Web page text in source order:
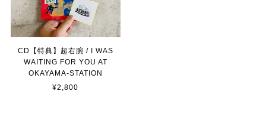
CD【特典】超右腕 / I WAS
WAITING FOR YOU AT
OKAYAMA-STATION
¥2,800